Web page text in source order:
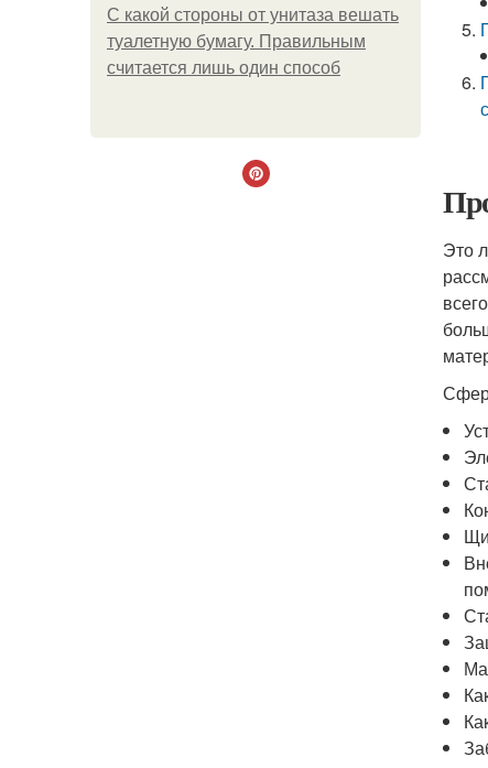
С какой стороны от унитаза вешать
туалетную бумагу. Правильным
считается лишь один способ
Это